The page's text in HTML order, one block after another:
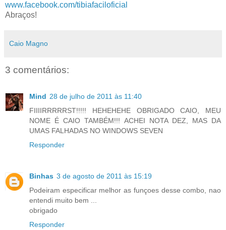
www.facebook.com/tibiafaciloficial
Abraços!
Caio Magno
3 comentários:
Mind 28 de julho de 2011 às 11:40
FIIIIRRRRRST!!!!! HEHEHEHE OBRIGADO CAIO, MEU
NOME É CAIO TAMBÉM!!! ACHEI NOTA DEZ, MAS DA
UMAS FALHADAS NO WINDOWS SEVEN
Responder
Binhas 3 de agosto de 2011 às 15:19
Podeiram especificar melhor as funçoes desse combo, nao
entendi muito bem ...
obrigado
Responder